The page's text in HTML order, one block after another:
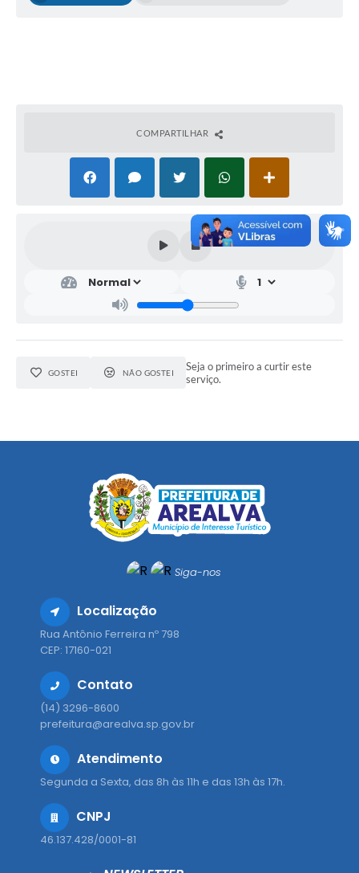
COMPARTILHAR
GOSTEI NÃO GOSTEI
Seja o primeiro a curtir este
serviço.
Siga-nos
Localização
Rua Antônio Ferreira nº 798
CEP: 17160-021
Contato
(14) 3296-8600
prefeitura@arealva.sp.gov.br
Atendimento
Segunda a Sexta, das 8h às 11h e das 13h às 17h.
CNPJ
46.137.428/0001-81